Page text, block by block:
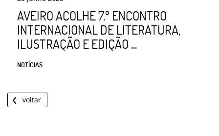
AVEIRO ACOLHE 7.º ENCONTRO
INTERNACIONAL DE LITERATURA,
ILUSTRAÇÃO E EDIÇÃO ...
NOTÍCIAS
voltar